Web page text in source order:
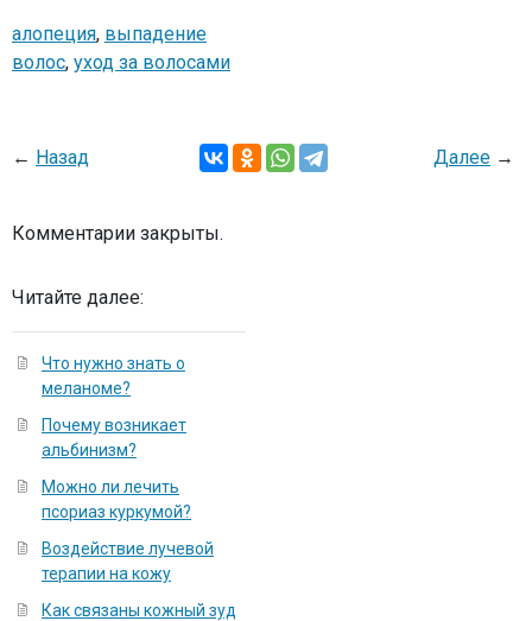
алопеция, выпадение
волос, уход за волосами
← Назад Далее →
Комментарии закрыты.
Читайте далее:
Что нужно знать о
меланоме?
Почему возникает
альбинизм?
Можно ли лечить
псориаз куркумой?
Воздействие лучевой
терапии на кожу
Как связаны кожный зуд